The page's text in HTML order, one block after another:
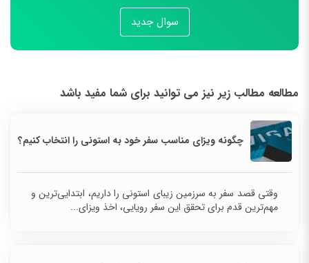
سوال جدید
مطالعه مطالب زیر نیز می توانید برای شما مفید باشد
چگونه ویزای مناسب سفر خود به استونی را انتخاب کنیم؟
وقتی قصد سفر به سرزمین زیبای استونی را داریم، ابتدایی‌ترین و
مهم‌ترین قدم برای تحقق این سفر رویایی، اخذ ویزای...